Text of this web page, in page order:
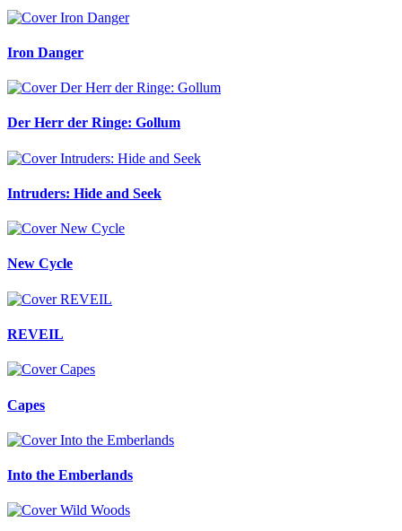
Iron Danger
Der Herr der Ringe: Gollum
Intruders: Hide and Seek
New Cycle
REVEIL
Capes
Into the Emberlands